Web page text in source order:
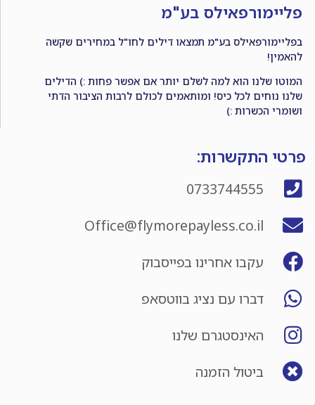
פליימורפאילס בע"מ
בפליימורפאילס בע"מ תמצאו דילים לחו"ל במחירים שקשה
להאמין!
המוטו שלנו הוא למה לשלם יותר אם אפשר פחות :) הדילים
שלנו נוחים לכל כיס! ומותאמים לכולם לרבות הציבור הדתי
ושומרי הכשרות :)
פרטי התקשרות:
0733744555
Office@flymorepayless.co.il
עקבו אחרינו בפייסבוק
דברו עם נציג בווטסאפ
האינסטגרם שלנו
ביטול הזמנה